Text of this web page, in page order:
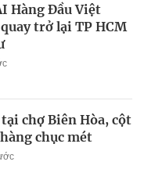
Hàng Đầu Việt
trở lại TP HCM
chợ Biên Hòa, cột
chục mét